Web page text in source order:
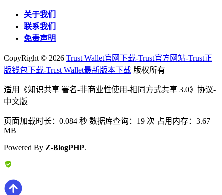
关于我们
联系我们
免责声明
CopyRight © 2026 Trust Wallet官网下载-Trust官方网站-Trust正
版钱包下载-Trust Wallet最新版本下载 版权所有
适用《知识共享 署名-非商业性使用-相同方式共享 3.0》协议-
中文版
页面加载时长：0.084 秒 数据库查询：19 次 占用内存：3.67
MB
Powered By Z-BlogPHP.